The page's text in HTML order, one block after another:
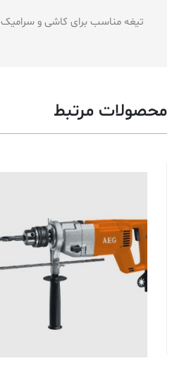
تیغه مناسب برای کاشی و سرامیک
محصولات مرتبط